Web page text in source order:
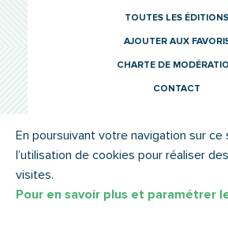
TOUTES LES ÉDITIONS
AJOUTER AUX
CHARTE DE
CONTACT
© SYTRAL MOBILITÉS 2022
En poursuivant votre navigation sur
l’utilisation de cookies pour réaliser
visites.
Pour en savoir plus et paramétrer